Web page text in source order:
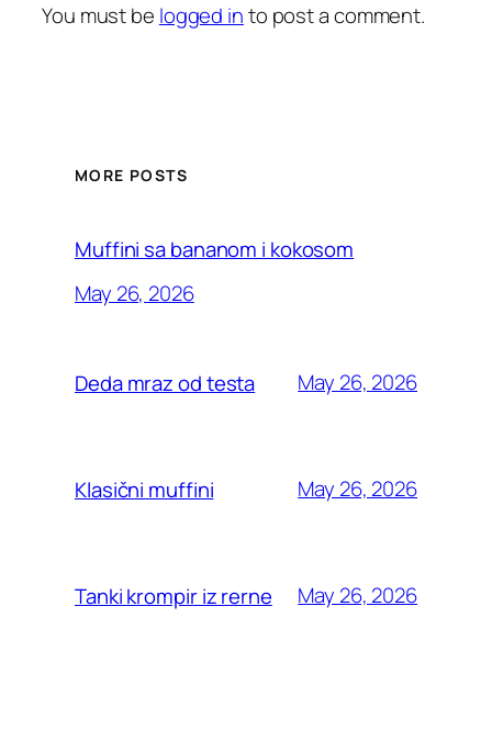
You must be logged into post a comment.
MORE POSTS
Muffini sa bananom i kokosom
May 26, 2026
Deda mraz od testa May 26, 2026
Klasični muffini May 26, 2026
Tanki krompir iz rerne May 26, 2026